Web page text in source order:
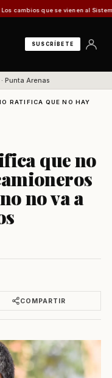
que se vienen al Sistema de
SUSCRÍBETE
Punta Arenas
RATIFICA QUE NO HAY
que no
no va a
COMPARTIR